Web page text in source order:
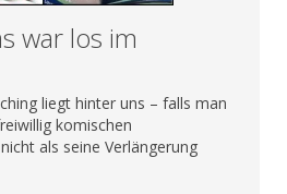
war los im
liegt hinter uns – falls man
komischen
als seine Verlängerung